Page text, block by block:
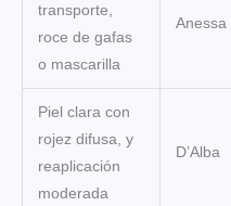
transporte,
roce de gafas
o mascarilla
Anessa
Piel clara con
rojez difusa, y
reaplicación
moderada
D’Alba